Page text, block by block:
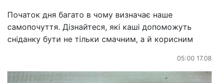
Початок дня багато в чому визначає наше
самопочуття. Дізнайтеся, які каші допоможуть
сніданку бути не тільки смачним, а й корисним
05:00 17.08